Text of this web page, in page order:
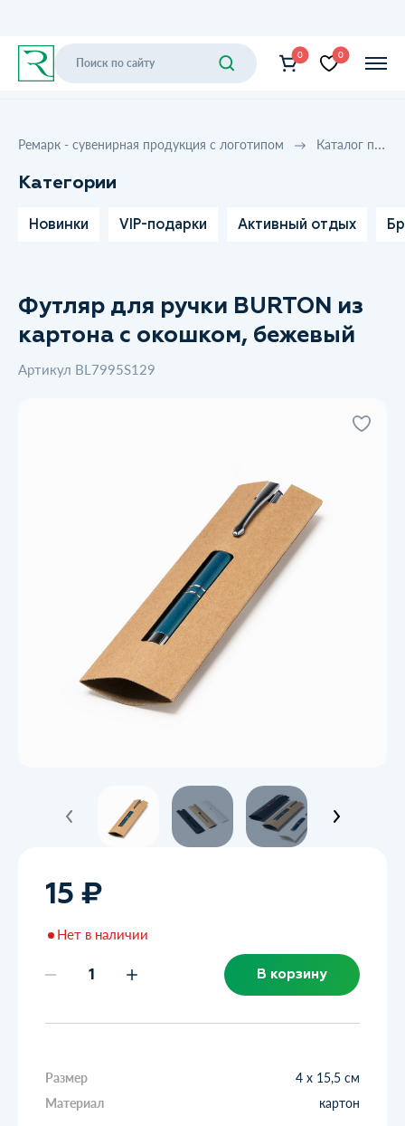
0 0
Ремарк - сувенирная продукция с логотипом Каталог продукции
Категории
Новинки VIP-подарки Активный отдых
Футляр для ручки BURTON из
картона с окошком, бежевый
Артикул BL7995S129
15 ₽
Нет в наличии
В корзину
Размер
4 x 15,5 см
Материал
картон